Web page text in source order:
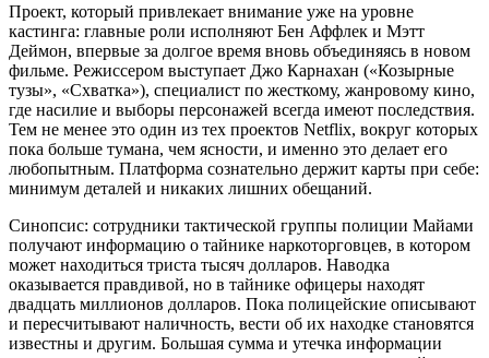
Проект, который привлекает внимание уже на уровне
кастинга: главные роли исполняют Бен Аффлек и Мэтт
Деймон, впервые за долгое время вновь объединяясь в новом
фильме. Режиссером выступает Джо Карнахан («Козырные
тузы», «Схватка»), специалист по жесткому, жанровому кино,
где насилие и выборы персонажей всегда имеют последствия.
Тем не менее это один из тех проектов Netflix, вокруг которых
пока больше тумана, чем ясности, и именно это делает его
любопытным. Платформа сознательно держит карты при себе:
минимум деталей и никаких лишних обещаний.
Синопсис: сотрудники тактической группы полиции Майами
получают информацию о тайнике наркоторговцев, в котором
может находиться триста тысяч долларов. Наводка
оказывается правдивой, но в тайнике офицеры находят
двадцать миллионов долларов. Пока полицейские описывают
и пересчитывают наличность, вести об их находке становятся
известны и другим. Большая сумма и утечка информации